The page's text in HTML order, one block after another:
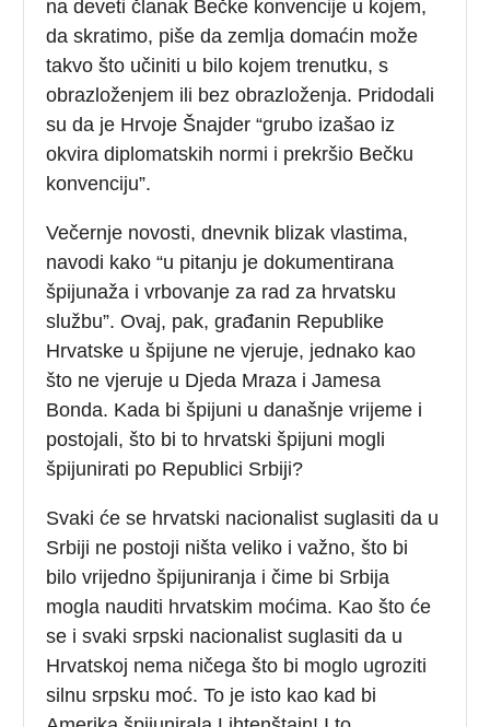
na deveti članak Bečke konvencije u kojem,
da skratimo, piše da zemlja domaćin može
takvo što učiniti u bilo kojem trenutku, s
obrazloženjem ili bez obrazloženja. Pridodali
su da je Hrvoje Šnajder “grubo izašao iz
okvira diplomatskih normi i prekršio Bečku
konvenciju”.
Večernje novosti, dnevnik blizak vlastima,
navodi kako “u pitanju je dokumentirana
špijunaža i vrbovanje za rad za hrvatsku
službu”. Ovaj, pak, građanin Republike
Hrvatske u špijune ne vjeruje, jednako kao
što ne vjeruje u Djeda Mraza i Jamesa
Bonda. Kada bi špijuni u današnje vrijeme i
postojali, što bi to hrvatski špijuni mogli
špijunirati po Republici Srbiji?
Svaki će se hrvatski nacionalist suglasiti da u
Srbiji ne postoji ništa veliko i važno, što bi
bilo vrijedno špijuniranja i čime bi Srbija
mogla nauditi hrvatskim moćima. Kao što će
se i svaki srpski nacionalist suglasiti da u
Hrvatskoj nema ničega što bi moglo ugroziti
silnu srpsku moć. To je isto kao kad bi